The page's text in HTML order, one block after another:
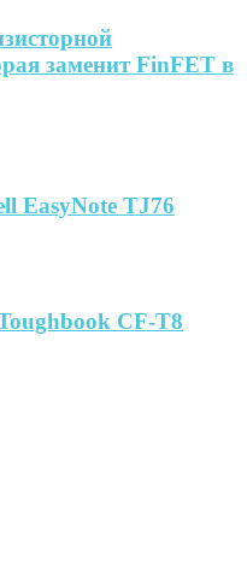
заменит FinFET в
EasyNote TJ76
CF-T8